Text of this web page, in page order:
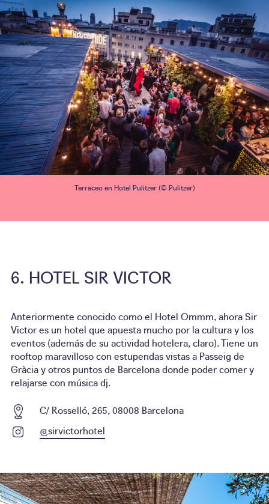
Terraceo en Hotel Pulitzer (© Pulitzer)
HOTEL SIR VICTOR
Anteriormente conocido como el Hotel Ommm, ahora Sir
Victor es un hotel que apuesta mucho por la cultura y los
eventos (además de su actividad hotelera, claro). Tiene un
rooftop maravilloso con estupendas vistas a Passeig de
Gràcia y otros puntos de Barcelona donde poder comer y
relajarse con música dj.
C/ Rosselló, 265, 08008 Barcelona
@sirvictorhotel